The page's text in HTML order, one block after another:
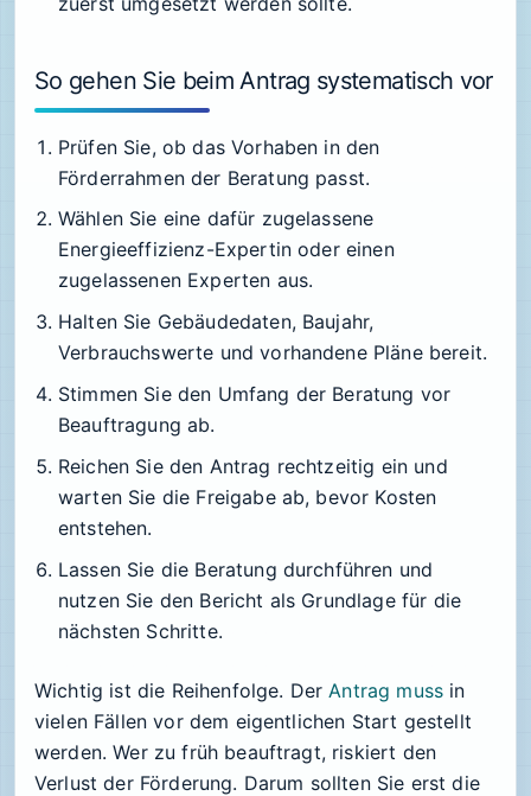
So gehen Sie beim Antrag systematisch vor
Prüfen Sie, ob das Vorhaben in den
Förderrahmen der Beratung passt.
Wählen Sie eine dafür zugelassene
Energieeffizienz-Expertin oder einen
zugelassenen Experten aus.
Halten Sie Gebäudedaten, Baujahr,
Verbrauchswerte und vorhandene Pläne bereit.
Stimmen Sie den Umfang der Beratung vor
Beauftragung ab.
Reichen Sie den Antrag rechtzeitig ein und
warten Sie die Freigabe ab, bevor Kosten
entstehen.
Lassen Sie die Beratung durchführen und
nutzen Sie den Bericht als Grundlage für die
nächsten Schritte.
Wichtig ist die Reihenfolge. Der Antrag muss in
vielen Fällen vor dem eigentlichen Start gestellt
werden. Wer zu früh beauftragt, riskiert den
Verlust der Förderung. Darum sollten Sie erst die